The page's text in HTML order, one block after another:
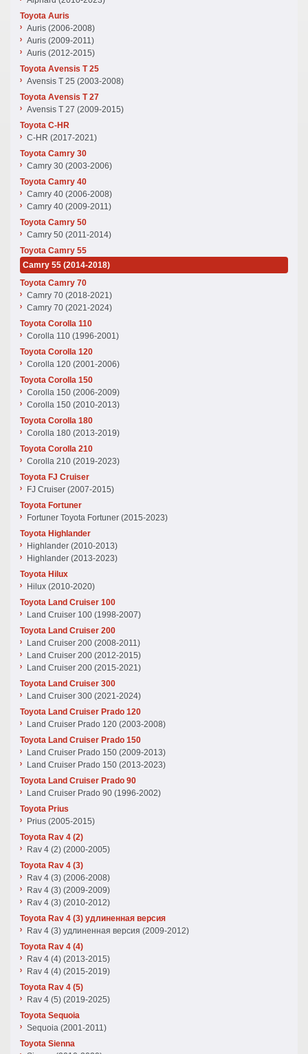
Toyota Auris
Auris (2006-2008)
Auris (2009-2011)
Auris (2012-2015)
Toyota Avensis T 25
Avensis T 25 (2003-2008)
Toyota Avensis T 27
Avensis T 27 (2009-2015)
Toyota C-HR
C-HR (2017-2021)
Toyota Camry 30
Camry 30 (2003-2006)
Toyota Camry 40
Camry 40 (2006-2008)
Camry 40 (2009-2011)
Toyota Camry 50
Camry 50 (2011-2014)
Toyota Camry 55
Camry 55 (2014-2018)
Toyota Camry 70
Camry 70 (2018-2021)
Camry 70 (2021-2024)
Toyota Corolla 110
Corolla 110 (1996-2001)
Toyota Corolla 120
Corolla 120 (2001-2006)
Toyota Corolla 150
Corolla 150 (2006-2009)
Corolla 150 (2010-2013)
Toyota Corolla 180
Corolla 180 (2013-2019)
Toyota Corolla 210
Corolla 210 (2019-2023)
Toyota FJ Cruiser
FJ Cruiser (2007-2015)
Toyota Fortuner
Fortuner Toyota Fortuner (2015-2023)
Toyota Highlander
Highlander (2010-2013)
Highlander (2013-2023)
Toyota Hilux
Hilux (2010-2020)
Toyota Land Cruiser 100
Land Cruiser 100 (1998-2007)
Toyota Land Cruiser 200
Land Cruiser 200 (2008-2011)
Land Cruiser 200 (2012-2015)
Land Cruiser 200 (2015-2021)
Toyota Land Cruiser 300
Land Cruiser 300 (2021-2024)
Toyota Land Cruiser Prado 120
Land Cruiser Prado 120 (2003-2008)
Toyota Land Cruiser Prado 150
Land Cruiser Prado 150 (2009-2013)
Land Cruiser Prado 150 (2013-2023)
Toyota Land Cruiser Prado 90
Land Cruiser Prado 90 (1996-2002)
Toyota Prius
Prius (2005-2015)
Toyota Rav 4 (2)
Rav 4 (2) (2000-2005)
Toyota Rav 4 (3)
Rav 4 (3) (2006-2008)
Rav 4 (3) (2009-2009)
Rav 4 (3) (2010-2012)
Toyota Rav 4 (3) удлиненная версия
Rav 4 (3) удлиненная версия (2009-2012)
Toyota Rav 4 (4)
Rav 4 (4) (2013-2015)
Rav 4 (4) (2015-2019)
Toyota Rav 4 (5)
Rav 4 (5) (2019-2025)
Toyota Sequoia
Sequoia (2001-2011)
Toyota Sienna